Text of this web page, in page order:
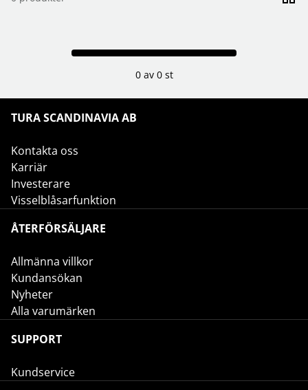
0 av 0 st
TURA SCANDINAVIA AB
Kontakta oss
Karriär
Investerare
Visselblåsarfunktion
ÅTERFÖRSÄLJARE
Allmänna villkor
Kundansökan
Nyheter
Alla varumärken
SUPPORT
Kundservice